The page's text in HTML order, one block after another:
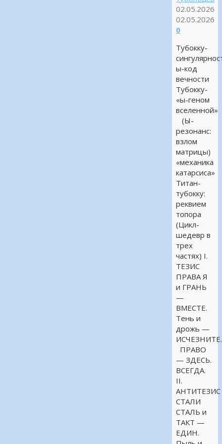
02.05.2026
02.05.2026
0
Тубокку-
ы-код
вечности
Тубокку-
«ы-геном
вселенной»
(Ы-
резонанс:
взлом
матрицы)
«механика
катарсиса»
Титан-
тубокку:
реквием
топора
(Цикл-
шедевр в
трех
частях) I.
ТЕЗИС
ПРАВА Я
и ГРАНЬ
—
ВМЕСТЕ.
Тень и
дрожь —
ИСЧЕЗНИТЕ.
ПРАВО
— ЗДЕСЬ.
ВСЕГДА.
II.
АНТИТЕЗИС
СТАЛИ
СТАЛЬ и
ТАКТ —
ЕДИН.